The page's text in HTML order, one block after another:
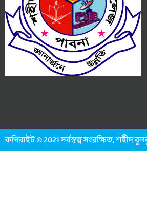
কপিরাইট © 2021 সর্বস্বত্ব সংরক্ষিত, শহীদ